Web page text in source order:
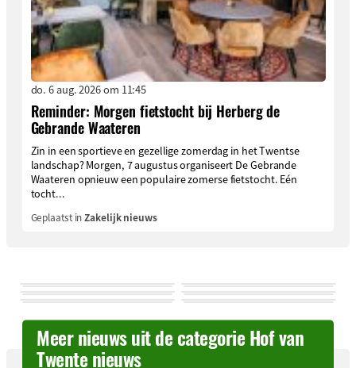
do. 6 aug. 2026 om 11:45
Reminder: Morgen fietstocht bij Herberg de
Gebrande Waateren
Zin in een sportieve en gezellige zomerdag in het Twentse
landschap? Morgen, 7 augustus organiseert De Gebrande
Waateren opnieuw een populaire zomerse fietstocht. Eén
tocht...
Geplaatst inZakelijk nieuws
Meer nieuws uit de categorie Hof van
Twente nieuws